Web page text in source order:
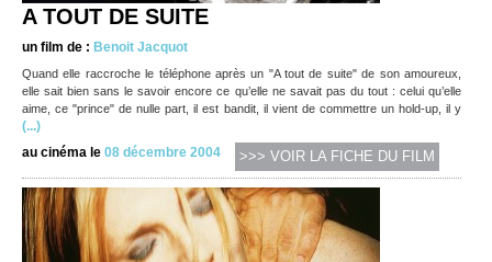
A TOUT DE SUITE
un film de : Benoit Jacquot
Quand elle raccroche le téléphone après un "A tout de suite" de son amoureux,
elle sait bien sans le savoir encore ce qu’elle ne savait pas du tout : celui qu’elle
aime, ce "prince" de nulle part, il est bandit, il vient de commettre un hold-up, il y
(...)
au cinéma le 08 décembre 2004 >>> VOIR LA FICHE DU FILM